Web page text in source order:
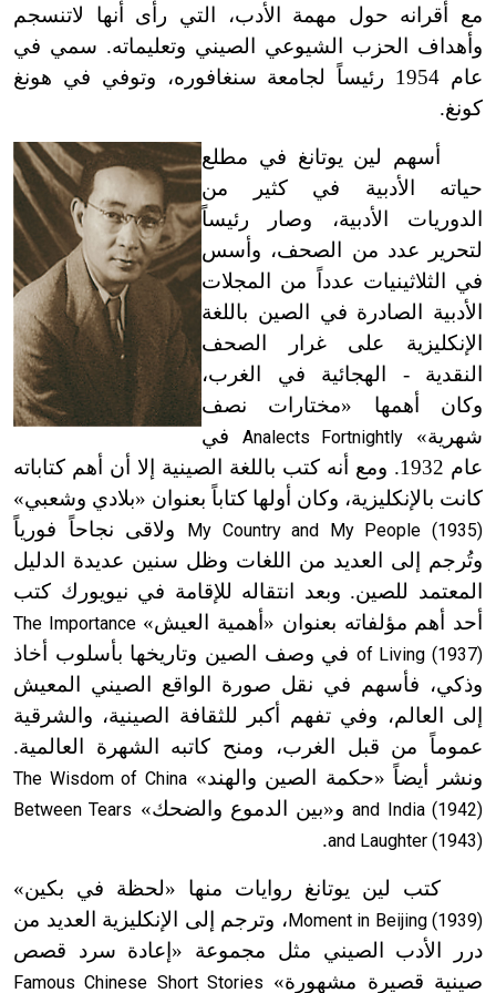
مع أقرانه حول مهمة الأدب، التي رأى أنها لاتنسجم
وأهداف الحزب الشيوعي الصيني وتعليماته. سمي في
عام 1954 رئيساً لجامعة سنغافوره، وتوفي في هونغ
كونغ.
أسهم لين يوتانغ في مطلع
حياته الأدبية في كثير من
الدوريات الأدبية، وصار رئيساً
لتحرير عدد من الصحف، وأسس
في الثلاثينيات عدداً من المجلات
الأدبية الصادرة في الصين باللغة
الإنكليزية على غرار الصحف
النقدية - الهجائية في الغرب،
وكان أهمها «مختارات نصف
شهرية» Analects Fortnightly في
عام 1932. ومع أنه كتب باللغة الصينية إلا أن أهم كتاباته
كانت بالإنكليزية، وكان أولها كتاباً بعنوان «بلادي وشعبي»
My Country and My People (1935)
ولاقى نجاحاً فورياً
وتُرجم إلى العديد من اللغات وظل سنين عديدة الدليل
المعتمد للصين. وبعد انتقاله للإقامة في نيويورك كتب
أحد أهم مؤلفاته بعنوان «أهمية العيش»The Importance
of Living (1937) في وصف الصين وتاريخها بأسلوب أخاذ
وذكي، فأسهم في نقل صورة الواقع الصيني المعيش
إلى العالم، وفي تفهم أكبر للثقافة الصينية، والشرقية
عموماً من قبل الغرب، ومنح كاتبه الشهرة العالمية.
ونشر أيضاً «حكمة الصين والهند»The Wisdom of China
and India (1942)و«بين الدموع والضحك» Between Tears
and Laughter (1943)
.
كتب لين يوتانغ روايات منها «لحظة في بكين»
Moment in Beijing (1939) ، وترجم إلى الإنكليزية العديد من
درر الأدب الصيني مثل مجموعة «إعادة سرد قصص
صينية قصيرة مشهورة» Famous Chinese Short Stories